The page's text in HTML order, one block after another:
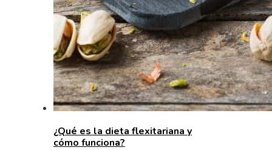
¿Qué es la dieta flexitariana y
cómo funciona?